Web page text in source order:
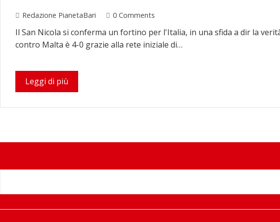
Redazione PianetaBari 0 Comments
Il San Nicola si conferma un fortino per l'Italia, in una sfida a dir la
contro Malta è 4-0 grazie alla rete iniziale di…
Leggi di più